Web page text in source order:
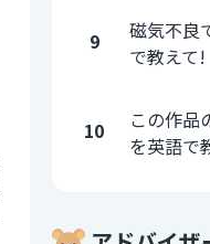
9
磁気不良
で教えて!
10
この作品
を英語で